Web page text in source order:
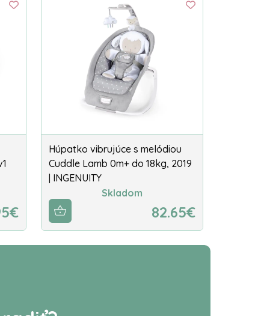
Húpatko vibrujúce s melódiou
Cuddle Lamb 0m+ do 18kg, 2019
| INGENUITY
Skladom
82.65€